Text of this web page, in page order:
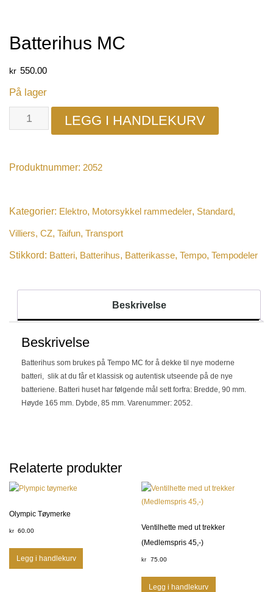
Batterihus MC
kr 550.00
På lager
LEGG I HANDLEKURV
Produktnummer: 2052
Kategorier: Elektro, Motorsykkel rammedeler, Standard,
Villiers, CZ, Taifun, Transport
Stikkord: Batteri, Batterihus, Batterikasse, Tempo, Tempodeler
Beskrivelse
Beskrivelse
Batterihus som brukes på Tempo MC for å dekke til nye moderne
batteri, slik at du får et klassisk og autentisk utseende på de nye
batteriene. Batteri huset har følgende mål sett forfra: Bredde, 90 mm.
Høyde 165 mm. Dybde, 85 mm. Varenummer: 2052.
Relaterte produkter
Olympic Tøymerke
kr 60.00
Legg i handlekurv
Ventilhette med ut trekker
(Medlemspris 45,-)
kr 75.00
Legg i handlekurv